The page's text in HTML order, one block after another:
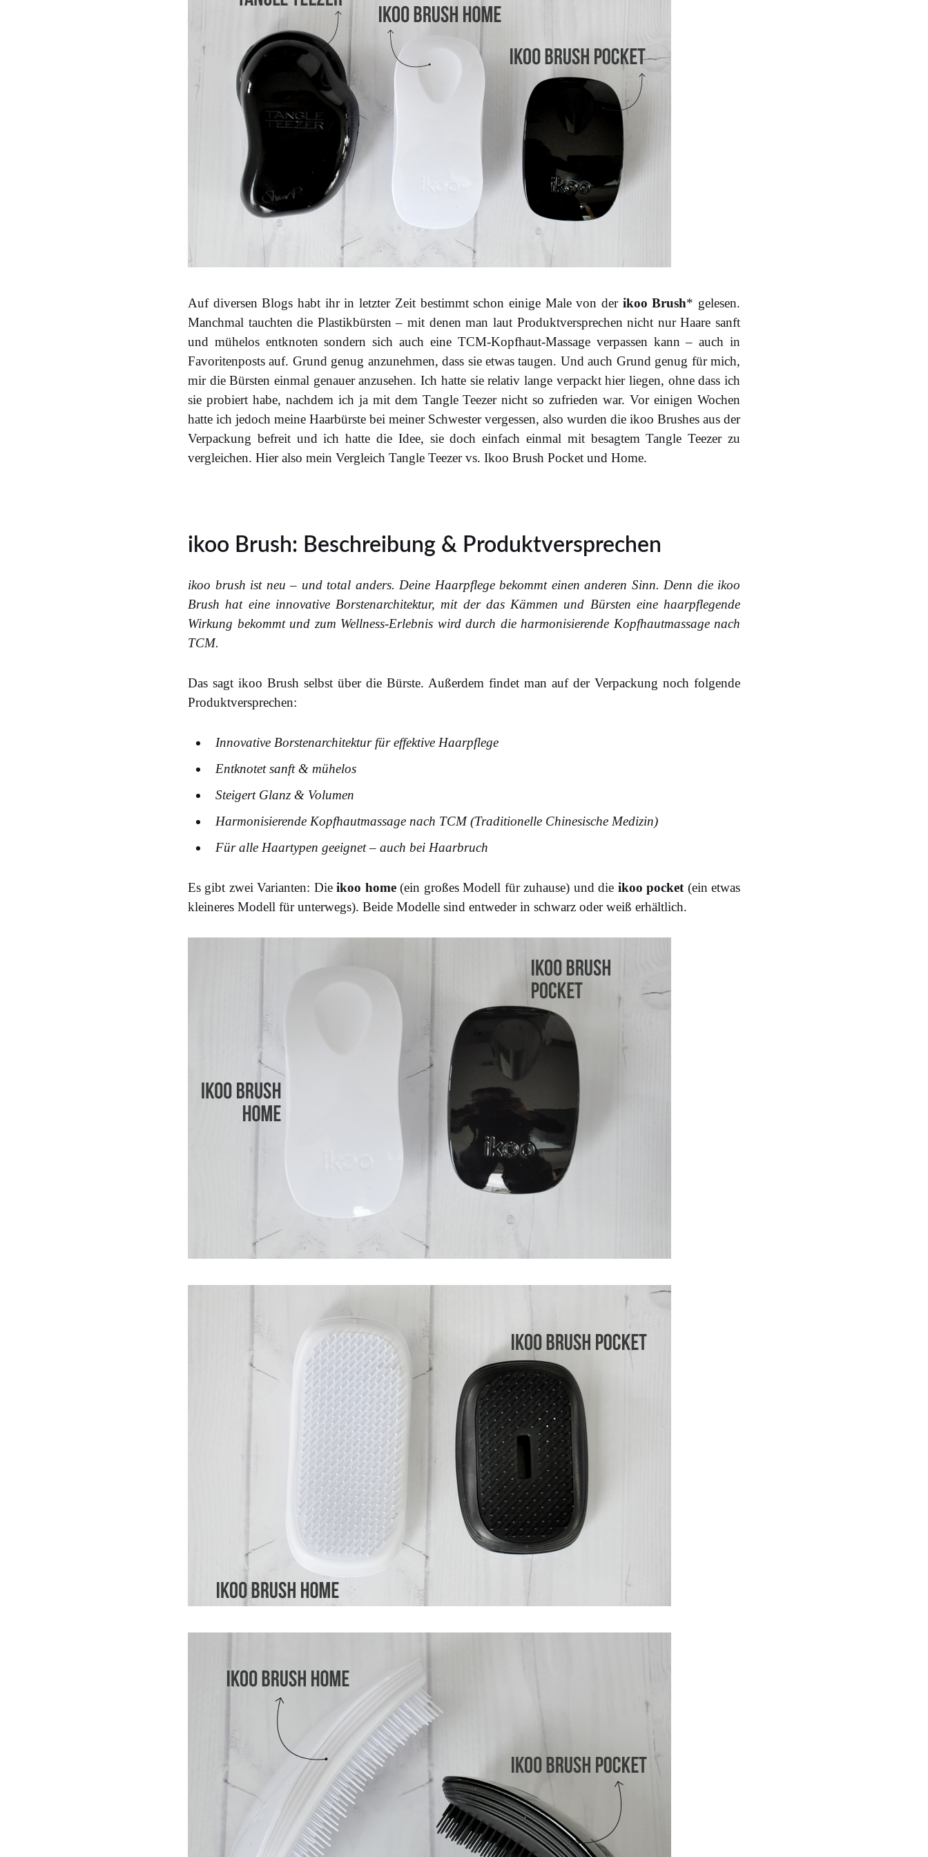
Auf diversen Blogs habt ihr in letzter Zeit bestimmt schon einige Male von der ikoo Brush* gelesen.
Manchmal tauchten die Plastikbürsten – mit denen man laut Produktversprechen nicht nur Haare sanft
und mühelos entknoten sondern sich auch eine TCM-Kopfhaut-Massage verpassen kann – auch in
Favoritenposts auf. Grund genug anzunehmen, dass sie etwas taugen. Und auch Grund genug für mich,
mir die Bürsten einmal genauer anzusehen. Ich hatte sie relativ lange verpackt hier liegen, ohne dass ich
sie probiert habe, nachdem ich ja mit dem Tangle Teezer nicht so zufrieden war. Vor einigen Wochen
hatte ich jedoch meine Haarbürste bei meiner Schwester vergessen, also wurden die ikoo Brushes aus der
Verpackung befreit und ich hatte die Idee, sie doch einfach einmal mit besagtem Tangle Teezer zu
vergleichen. Hier also mein Vergleich Tangle Teezer vs. Ikoo Brush Pocket und Home.
ikoo Brush: Beschreibung & Produktversprechen
ikoo brush ist neu – und total anders. Deine Haarpflege bekommt einen anderen Sinn. Denn die ikoo
Brush hat eine innovative Borstenarchitektur, mit der das Kämmen und Bürsten eine haarpflegende
Wirkung bekommt und zum Wellness-Erlebnis wird durch die harmonisierende Kopfhautmassage nach
TCM.
Das sagt ikoo Brush selbst über die Bürste. Außerdem findet man auf der Verpackung noch folgende
Produktversprechen:
Innovative Borstenarchitektur für effektive Haarpflege
Entknotet sanft & mühelos
Steigert Glanz & Volumen
Harmonisierende Kopfhautmassage nach TCM (Traditionelle Chinesische Medizin)
Für alle Haartypen geeignet – auch bei Haarbruch
Es gibt zwei Varianten: Dieikoo home(ein großes Modell für zuhause) und die ikoo pocket(ein etwas
kleineres Modell für unterwegs). Beide Modelle sind entweder in schwarz oder weiß erhältlich.